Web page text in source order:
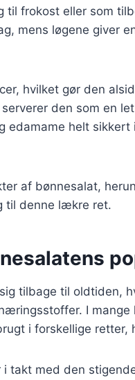
frokost eller som
mens løgene giver
hvilket gør den
den som en
edamame helt sikkert
af bønnesalat,
til denne lækre ret.
tilbage til oldtiden,
I mange
i forskellige retter,
takt med den